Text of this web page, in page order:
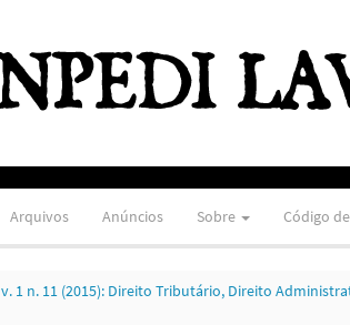
Arquivos Anúncios Sobre Código
v. 1 n. 11 (2015): Direito Tributário, Direito